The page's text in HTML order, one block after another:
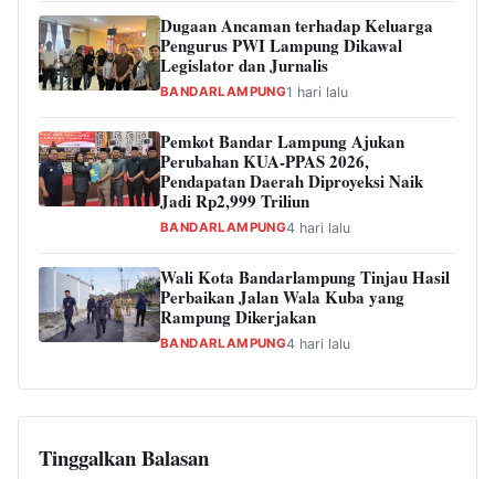
Dugaan Ancaman terhadap Keluarga
Pengurus PWI Lampung Dikawal
Legislator dan Jurnalis
BANDARLAMPUNG1 hari lalu
Pemkot Bandar Lampung Ajukan
Perubahan KUA-PPAS 2026,
Pendapatan Daerah Diproyeksi Naik
Jadi Rp2,999 Triliun
BANDARLAMPUNG4 hari lalu
Wali Kota Bandarlampung Tinjau Hasil
Perbaikan Jalan Wala Kuba yang
Rampung Dikerjakan
BANDARLAMPUNG4 hari lalu
Tinggalkan Balasan